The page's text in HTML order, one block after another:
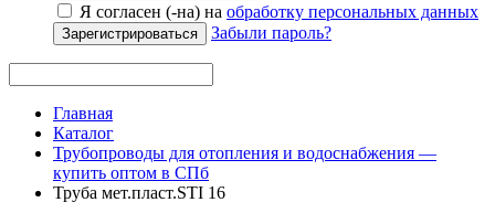
Я согласен (-на) на обработку персональных данных
Зарегистрироваться Забыли пароль?
Главная
Каталог
Трубопроводы для отопления и водоснабжения —
купить оптом в СПб
Труба мет.пласт.STI 16